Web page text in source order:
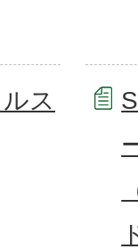
ス